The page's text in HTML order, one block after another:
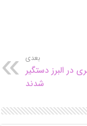
بعدی
در البرز دستگیر
شدند